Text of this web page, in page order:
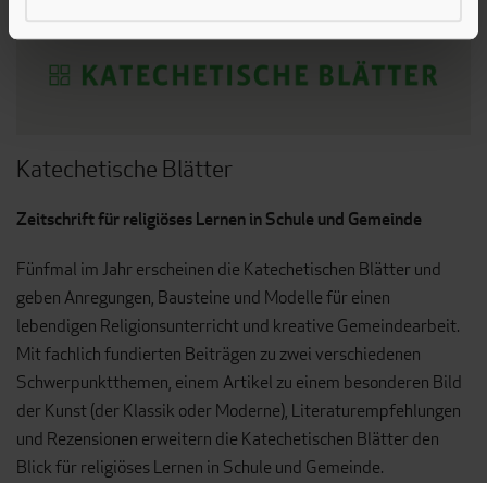
Katechetische Blätter
Zeitschrift für religiöses Lernen in Schule und Gemeinde
Fünfmal im Jahr erscheinen die Katechetischen Blätter und
geben Anregungen, Bausteine und Modelle für einen
lebendigen Religionsunterricht und kreative Gemeindearbeit.
Mit fachlich fundierten Beiträgen zu zwei verschiedenen
Schwerpunktthemen, einem Artikel zu einem besonderen Bild
der Kunst (der Klassik oder Moderne), Literaturempfehlungen
und Rezensionen erweitern die Katechetischen Blätter den
Blick für religiöses Lernen in Schule und Gemeinde.